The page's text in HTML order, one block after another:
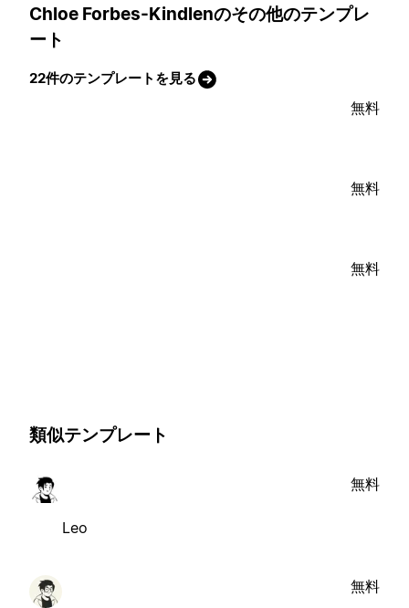
Chloe Forbes-Kindlenのその他のテンプレ
ート
22件のテンプレートを見る
無料
無料
無料
類似テンプレート
Leo
無料
無料